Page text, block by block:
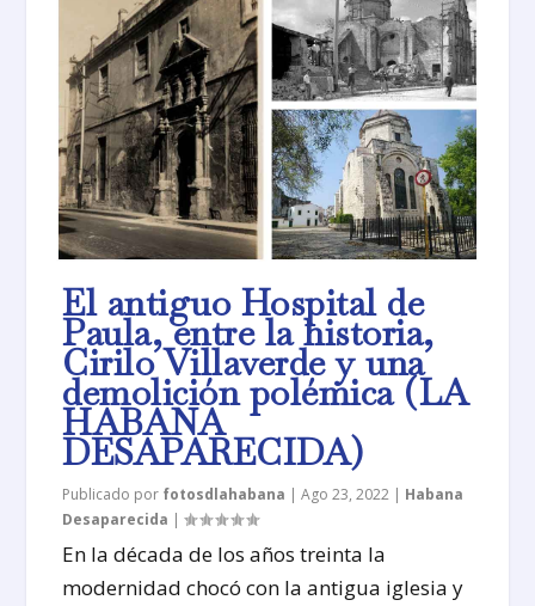
El antiguo Hospital de
Paula, entre la historia,
Cirilo Villaverde y una
demolición polémica (LA
HABANA
DESAPARECIDA)
Publicado por fotosdlahabana |Ago 23, 2022 | Habana
Desaparecida |
En la década de los años treinta la
modernidad chocó con la antigua iglesia y